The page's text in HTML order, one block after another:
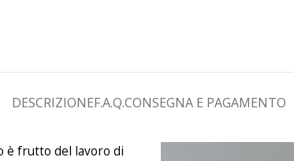
DESCRIZIONEF.A.Q.CONSEGNA E PAGAMENTO
è frutto del lavoro di